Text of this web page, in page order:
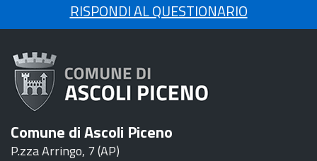
RISPONDI AL QUESTIONARIO
Comune di Ascoli Piceno
P.zza Arringo, 7 (AP)